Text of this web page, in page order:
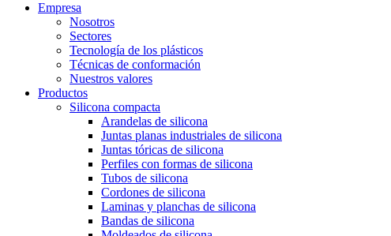
Empresa
Nosotros
Sectores
Tecnología de los plásticos
Técnicas de conformación
Nuestros valores
Productos
Silicona compacta
Arandelas de silicona
Juntas planas industriales de silicona
Juntas tóricas de silicona
Perfiles con formas de silicona
Tubos de silicona
Cordones de silicona
Laminas y planchas de silicona
Bandas de silicona